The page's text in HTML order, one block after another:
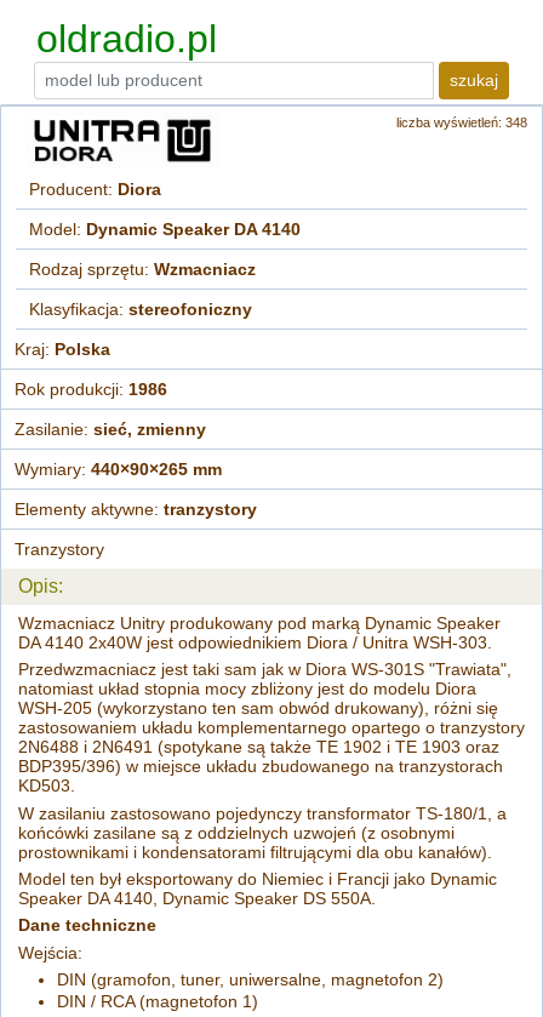
oldradio.pl
szukaj
liczba wyświetleń: 348
Producent: Diora
Model: Dynamic Speaker DA 4140
Rodzaj sprzętu:Wzmacniacz
Klasyfikacja:stereofoniczny
Kraj: Polska
Rok produkcji: 1986
Zasilanie:sieć, zmienny
Wymiary:440×90×265 mm
Elementy aktywne:tranzystory
Tranzystory
Opis:
Wzmacniacz Unitry produkowany pod marką Dynamic Speaker
DA 4140 2x40W jest odpowiednikiem Diora / Unitra WSH-303.
Przedwzmacniacz jest taki sam jak w Diora WS-301S "Trawiata",
natomiast układ stopnia mocy zbliżony jest do modelu Diora
WSH-205 (wykorzystano ten sam obwód drukowany), różni się
zastosowaniem układu komplementarnego opartego o tranzystory
2N6488 i 2N6491 (spotykane są także TE 1902 i TE 1903 oraz
BDP395/396) w miejsce układu zbudowanego na tranzystorach
KD503.
W zasilaniu zastosowano pojedynczy transformator TS-180/1, a
końcówki zasilane są z oddzielnych uzwojeń (z osobnymi
prostownikami i kondensatorami filtrującymi dla obu kanałów).
Model ten był eksportowany do Niemiec i Francji jako Dynamic
Speaker DA 4140, Dynamic Speaker DS 550A.
Dane techniczne
Wejścia:
DIN (gramofon, tuner, uniwersalne, magnetofon 2)
DIN / RCA (magnetofon 1)